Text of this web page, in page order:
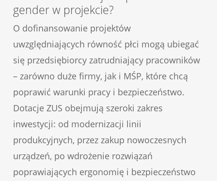
gender w projekcie?
O dofinansowanie projektów
uwzględniających równość płci mogą ubiegać
się przedsiębiorcy zatrudniający pracowników
– zarówno duże firmy, jak i MŚP, które chcą
poprawić warunki pracy i bezpieczeństwo.
Dotacje ZUS obejmują szeroki zakres
inwestycji: od modernizacji linii
produkcyjnych, przez zakup nowoczesnych
urządzeń, po wdrożenie rozwiązań
poprawiających ergonomię i bezpieczeństwo